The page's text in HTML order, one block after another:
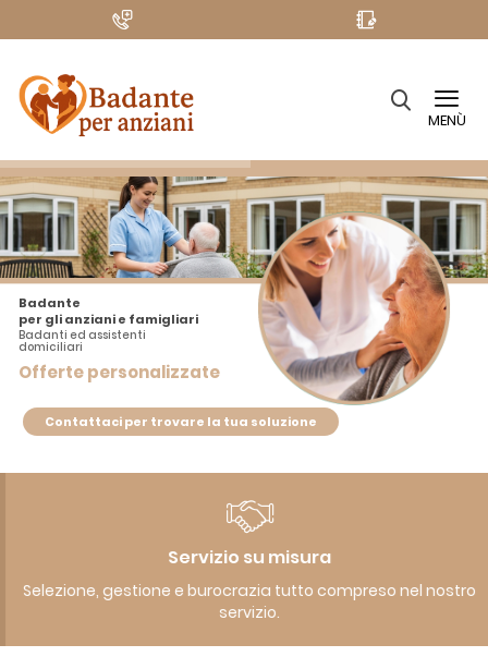
MENÙ
Badante
Badanti ed assistenti
domiciliari
Contattaci per trovare la tua soluzione
per gli anziani e famigliari
Offerte personalizzate
Servizio su misura
Selezione, gestione e burocrazia tutto compreso nel nostro
servizio.